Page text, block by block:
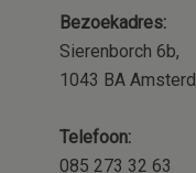
Bezoekadres:
Sierenborch 6b,
1043 BA
Telefoon:
085 273 32 63